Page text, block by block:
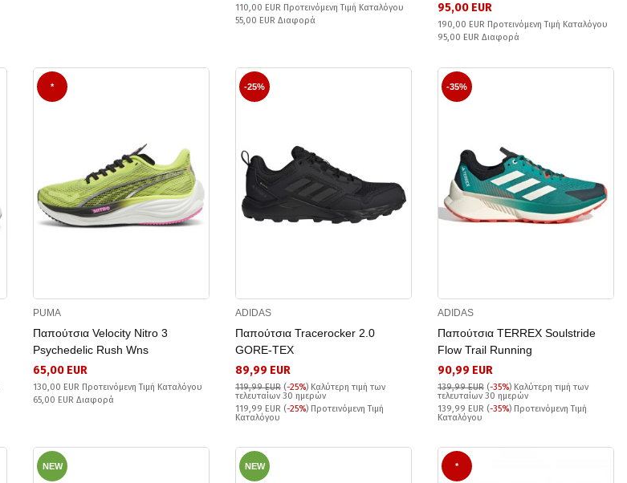
110,00 EUR Προτεινόμενη Τιμή Καταλόγου
55,00 EUR Διαφορά
95,00 EUR
190,00 EUR Προτεινόμενη Τιμή Καταλόγου
95,00 EUR Διαφορά
*
PUMA
Παπούτσια Velocity Nitro 3
Psychedelic Rush Wns
65,00 EUR
130,00 EUR Προτεινόμενη Τιμή Καταλόγου
65,00 EUR Διαφορά
-25%
ADIDAS
Παπούτσια Tracerocker 2.0
GORE-TEX
89,99 EUR
119,99 EUR (-25%) Καλύτερη τιμή των
τελευταίων 30 ημερών
119,99 EUR (-25%) Προτεινόμενη Τιμή
Καταλόγου
-35%
ADIDAS
Παπούτσια TERREX Soulstride
Flow Trail Running
90,99 EUR
139,99 EUR (-35%) Καλύτερη τιμή των
τελευταίων 30 ημερών
139,99 EUR (-35%) Προτεινόμενη Τιμή
Καταλόγου
NEW NEW *